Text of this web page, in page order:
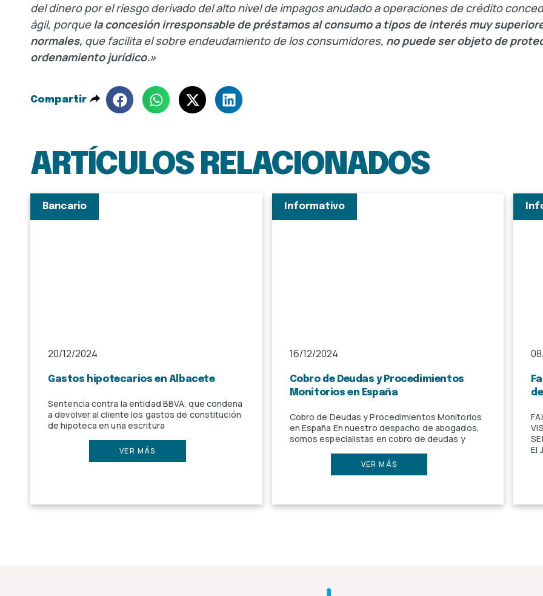
del dinero por el riesgo derivado del alto nivel de impagos anudado a operaciones de crédito
ágil, porquela concesión irresponsable de préstamos al consumo a tipos de interés muy
normales, que facilita el sobre endeudamiento de los consumidores, no puede ser objeto de
ordenamiento jurídico.»
Compartir
ARTÍCULOS RELACIONADOS
Bancario
20/12/2024
Gastos hipotecarios en Albacete
Sentencia contra la entidad BBVA, que condena
a devolver al cliente los gastos de constitución
de hipoteca en una escritura
VER MÁS
Informativo
16/12/2024
Cobro de Deudas y Procedimientos
Monitorios en España
Cobro de Deudas y Procedimientos Monitorios
en España En nuestro despacho de abogados,
somos especialistas en cobro de deudas y
VER MÁS
El